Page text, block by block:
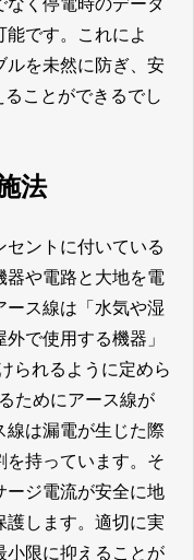
なく停電時のデータ
です。これによ
ルを未然に防ぎ、安
ことができるでし
法
セントに付いている
器や電路と大地を電
ース線は「水気や湿
で使用する機器」
られるように定めら
ためにアース線が
線は漏電が生じた際
を持っています。そ
ージ電流が安全に地
護します。適切に実
小限に抑えることが